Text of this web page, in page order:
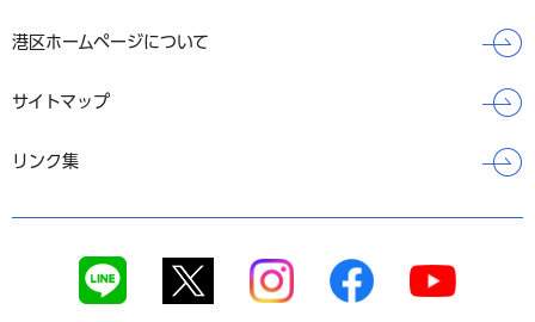
港区ホームページについて
サイトマップ
リンク集